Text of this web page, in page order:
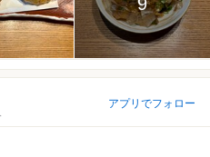
アプリでフォロー